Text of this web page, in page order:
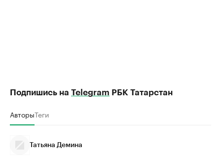
Подпишись на Telegram РБК Татарстан
АвторыТеги
Татьяна Демина